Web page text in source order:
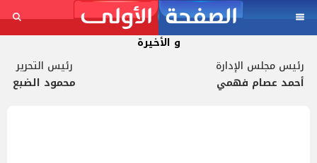
و الأخيرة
رئيس مجلس الإدارة
أحمد عصام فهمي
رئيس التحرير
محمود الضبع